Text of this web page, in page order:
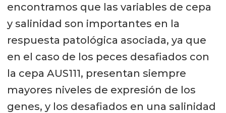
encontramos que las variables de cepa
y salinidad son importantes en la
respuesta patológica asociada, ya que
en el caso de los peces desafiados con
la cepa AUS111, presentan siempre
mayores niveles de expresión de los
genes, y los desafiados en una salinidad